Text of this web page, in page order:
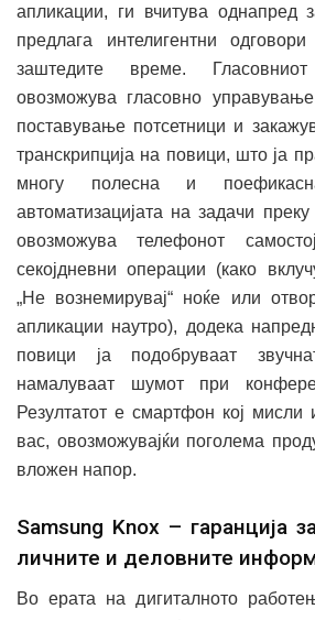
апликации, ги вчитува однапред
предлага интелигентни
заштедите време.
овозможува гласовно
поставување потсетници и
транскрипција на повици, што ја
многу полесна и
автоматизацијата на задачи
овозможува телефонот
секојдневни операции (како
„Не вознемирувај“ ноќе или
апликации наутро), додека
повици ја подобруваат
намалуваат шумот при
Резултатот е смартфон кој мисли
вас, овозможувајќи поголема
вложен напор.
Samsung Knox – гаранција
личните и деловните
Во ерата на дигиталното